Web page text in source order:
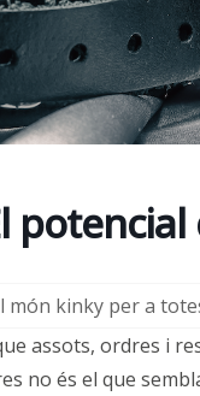
potencial
món kinky per a
assots, ordres i
no és el que